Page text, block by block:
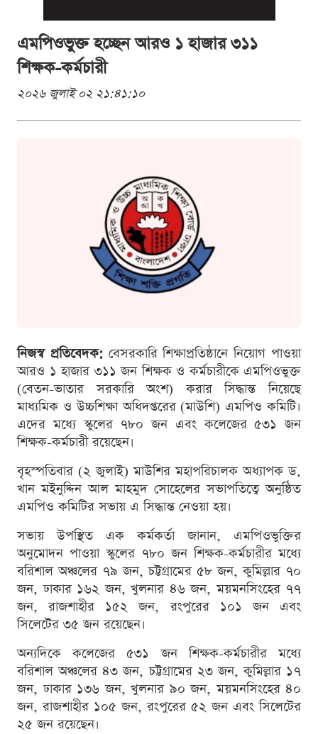
এমপিওভুক্ত হচ্ছেন আরও ১ হাজার ৩১১
শিক্ষক-কর্মচারী
২০২৬ জুলাই ০২ ২১:৪১:১০
নিজস্ব প্রতিবেদক:বেসরকারি শিক্ষাপ্রতিষ্ঠানে নিয়োগ পাওয়া
আরও ১ হাজার ৩১১ জন শিক্ষক ও কর্মচারীকে এমপিওভুক্ত
(বেতন-ভাতার সরকারি অংশ) করার সিদ্ধান্ত নিয়েছে
মাধ্যমিক ও উচ্চশিক্ষা অধিদপ্তরের (মাউশি) এমপিও কমিটি।
এদের মধ্যে স্কুলের ৭৮০ জন এবং কলেজের ৫৩১ জন
শিক্ষক-কর্মচারী রয়েছেন।
বৃহস্পতিবার (২ জুলাই) মাউশির মহাপরিচালক অধ্যাপক ড.
খান মইনুদ্দিন আল মাহমুদ সোহেলের সভাপতিত্বে অনুষ্ঠিত
এমপিও কমিটির সভায় এ সিদ্ধান্ত নেওয়া হয়।
সভায় উপস্থিত এক কর্মকর্তা জানান, এমপিওভুক্তির
অনুমোদন পাওয়া স্কুলের ৭৮০ জন শিক্ষক-কর্মচারীর মধ্যে
বরিশাল অঞ্চলের ৭৯ জন, চট্টগ্রামের ৫৮ জন, কুমিল্লার ৭০
জন, ঢাকার ১৬২ জন, খুলনার ৪৬ জন, ময়মনসিংহের ৭৭
জন, রাজশাহীর ১৫২ জন, রংপুরের ১০১ জন এবং
সিলেটের ৩৫ জন রয়েছেন।
অন্যদিকে কলেজের ৫৩১ জন শিক্ষক-কর্মচারীর মধ্যে
বরিশাল অঞ্চলের ৪৩ জন, চট্টগ্রামের ২৩ জন, কুমিল্লার ১৭
জন, ঢাকার ১৩৬ জন, খুলনার ৯০ জন, ময়মনসিংহের ৪০
জন, রাজশাহীর ১০৫ জন, রংপুরের ৫২ জন এবং সিলেটের
২৫ জন রয়েছেন।